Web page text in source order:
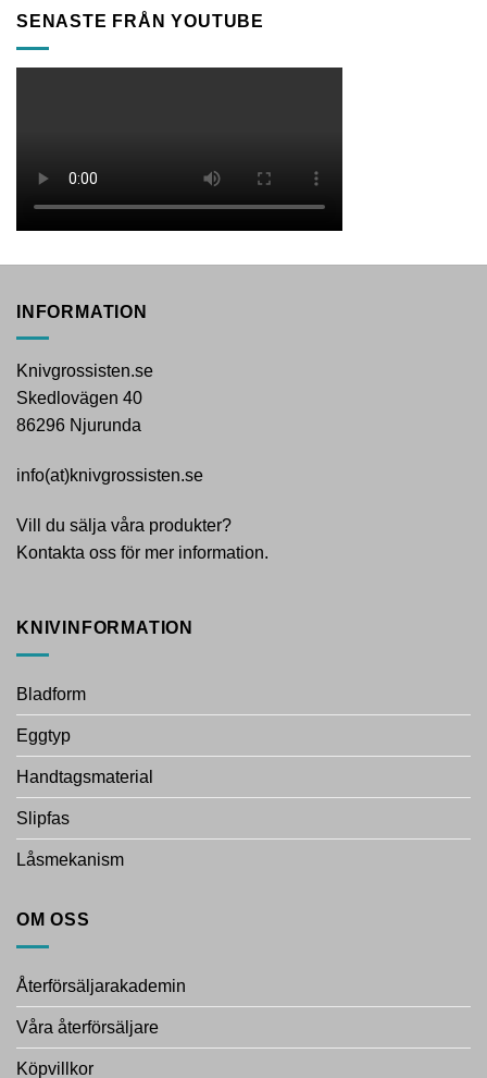
SENASTE FRÅN YOUTUBE
INFORMATION
Knivgrossisten.se
Skedlovägen 40
86296 Njurunda
info(at)knivgrossisten.se
Vill du sälja våra produkter?
Kontakta oss för mer information.
KNIVINFORMATION
Bladform
Eggtyp
Handtagsmaterial
Slipfas
Låsmekanism
OM OSS
Återförsäljarakademin
Våra återförsäljare
Köpvillkor